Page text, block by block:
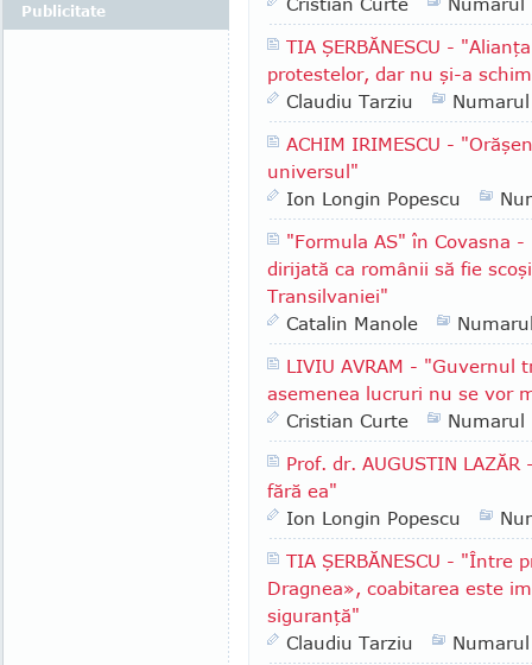
TIA ŞERBĂNESCU -
protestelor, dar nu şi-a
Claudiu Tarziu
ACHIM IRIMESCU -
universul"
Ion Longin Popescu
"Formula AS" în Covasna -
dirijată ca românii să fie
Transilvaniei"
Catalin Manole
LIVIU AVRAM - "Guvernul
asemenea lucruri nu se vor
Cristian Curte
Numarul
Prof. dr. AUGUSTIN
fără ea"
Ion Longin Popescu
TIA ŞERBĂNESCU - "Între
Dragnea», coabitarea este
siguranţă"
Claudiu Tarziu
Publicitate